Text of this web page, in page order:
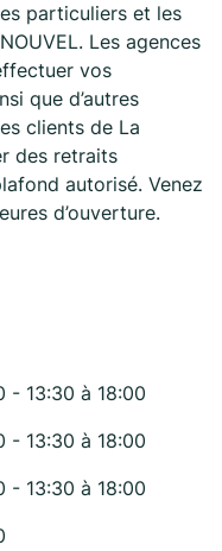
particuliers et les
Les agences
vos
que d’autres
clients de La
des retraits
autorisé. Venez
d’ouverture.
- 13:30 à 18:00
- 13:30 à 18:00
- 13:30 à 18:00